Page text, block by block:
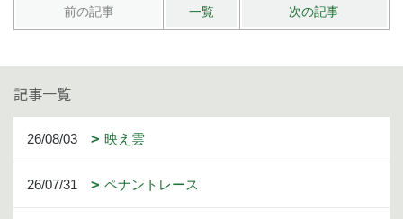
前の記事 一覧 次の記事
記事一覧
26/08/03 映え雲
26/07/31 ペナントレース